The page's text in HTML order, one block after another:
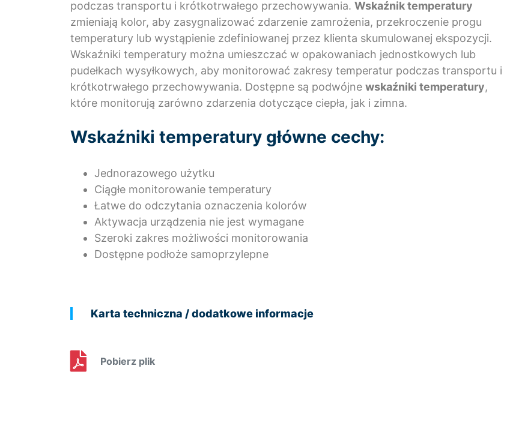
podczas transportu i krótkotrwałego przechowywania. Wskaźnik temperatury
zmieniają kolor, aby zasygnalizować zdarzenie zamrożenia, przekroczenie progu
temperatury lub wystąpienie zdefiniowanej przez klienta skumulowanej ekspozycji.
Wskaźniki temperatury można umieszczać w opakowaniach jednostkowych lub
pudełkach wysyłkowych, aby monitorować zakresy temperatur podczas transportu i
krótkotrwałego przechowywania. Dostępne są podwójne wskaźniki temperatury,
które monitorują zarówno zdarzenia dotyczące ciepła, jak i zimna.
Wskaźniki temperatury główne cechy:
Jednorazowego użytku
Ciągłe monitorowanie temperatury
Łatwe do odczytania oznaczenia kolorów
Aktywacja urządzenia nie jest wymagane
Szeroki zakres możliwości monitorowania
Dostępne podłoże samoprzylepne
Karta techniczna / dodatkowe informacje
Pobierz plik